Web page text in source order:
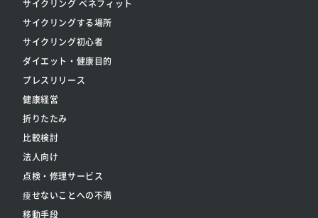
サイクリング ベネフィット
サイクリングする場所
サイクリング初心者
ダイエット・健康目的
プレスリリース
健康経営
折りたたみ
比較検討
法人向け
点検・修理サービス
痩せないことへの不満
移動手段